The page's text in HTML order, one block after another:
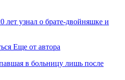
лет узнал о брате-двойняшке и
Еще от автора
в больницу лишь после